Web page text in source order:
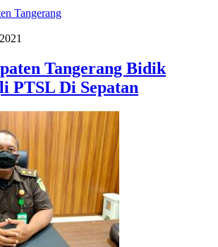
Tangerang
Tangerang Bidik
PTSL Di Sepatan